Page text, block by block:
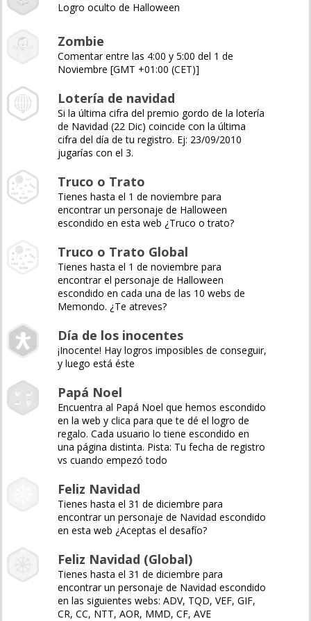
Logro oculto de Halloween
Zombie
Comentar entre las 4:00 y 5:00 del 1 de
Noviembre [GMT +01:00 (CET)]
Lotería de navidad
Si la última cifra del premio gordo de la lotería
de Navidad (22 Dic) coincide con la última
cifra del día de tu registro. Ej: 23/09/2010
jugarías con el 3.
Truco o Trato
Tienes hasta el 1 de noviembre para
encontrar un personaje de Halloween
escondido en esta web ¿Truco o trato?
Truco o Trato Global
Tienes hasta el 1 de noviembre para
encontrar el personaje de Halloween
escondido en cada una de las 10 webs de
Memondo. ¿Te atreves?
Día de los inocentes
¡Inocente! Hay logros imposibles de conseguir,
y luego está éste
Papá Noel
Encuentra al Papá Noel que hemos escondido
en la web y clica para que te dé el logro de
regalo. Cada usuario lo tiene escondido en
una página distinta. Pista: Tu fecha de registro
vs cuando empezó todo
Feliz Navidad
Tienes hasta el 31 de diciembre para
encontrar un personaje de Navidad escondido
en esta web ¿Aceptas el desafío?
Feliz Navidad (Global)
Tienes hasta el 31 de diciembre para
encontrar un personaje de Navidad escondido
en las siguientes webs: ADV, TQD, VEF, GIF,
CR, CC, NTT, AOR, MMD, CF, AVE